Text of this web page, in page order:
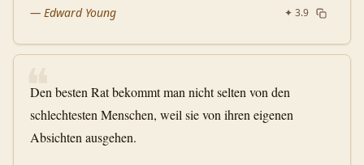
— Edward Young ✦ 3.9
❝
Den besten Rat bekommt man nicht selten von den
schlechtesten Menschen, weil sie von ihren eigenen
Absichten ausgehen.